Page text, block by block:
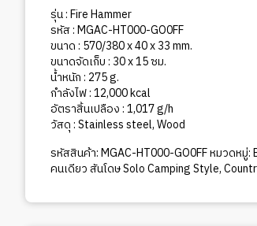
รุ่น : Fire Hammer
รหัส : MGAC-HT000-GO0FF
ขนาด : 570/380 x 40 x 33 mm.
ขนาดจัดเก็บ : 30 x 15 ซม.
น้ำหนัก : 275 g.
กำลังไฟ : 12,000 kcal
อัตราสิ้นเปลือง : 1,017 g/h
วัสดุ : Stainless steel, Wood
รหัสสินค้า:MGAC-HT000-GO0FFหมวดหมู่:
คนเดียว สันโดษ Solo Camping Style,